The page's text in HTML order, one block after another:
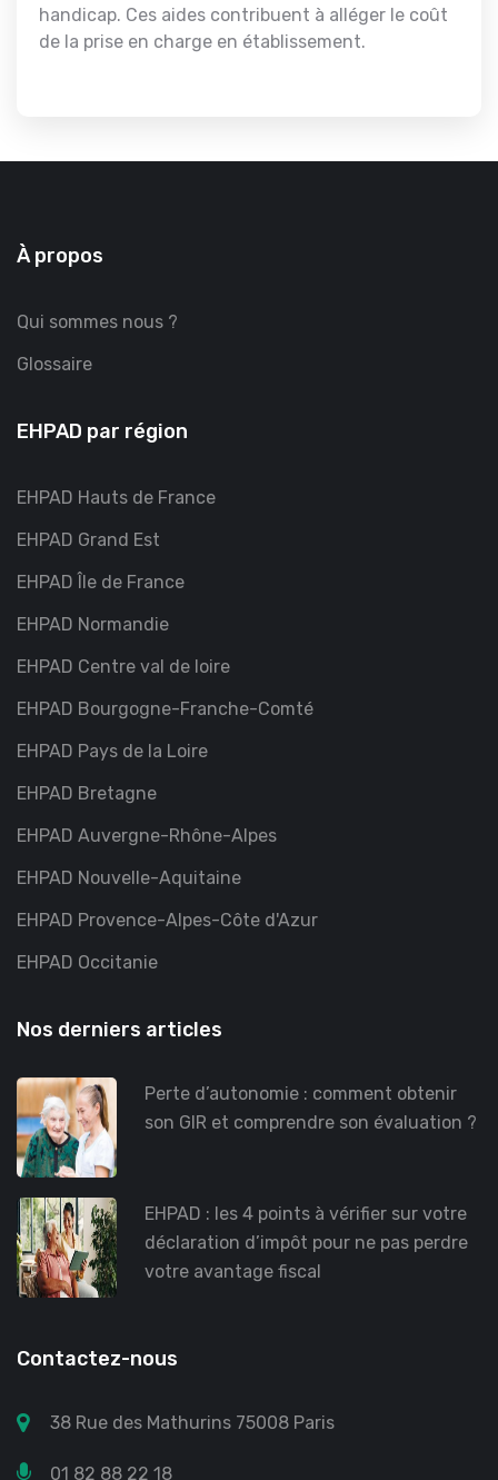
handicap. Ces aides contribuent à alléger le coût
de la prise en charge en établissement.
À propos
Qui sommes nous ?
Glossaire
EHPAD par région
EHPAD Hauts de France
EHPAD Grand Est
EHPAD Île de France
EHPAD Normandie
EHPAD Centre val de loire
EHPAD Bourgogne-Franche-Comté
EHPAD Pays de la Loire
EHPAD Bretagne
EHPAD Auvergne-Rhône-Alpes
EHPAD Nouvelle-Aquitaine
EHPAD Provence-Alpes-Côte d'Azur
EHPAD Occitanie
Nos derniers articles
Perte d’autonomie : comment obtenir
son GIR et comprendre son évaluation ?
EHPAD : les 4 points à vérifier sur votre
déclaration d’impôt pour ne pas perdre
votre avantage fiscal
Contactez-nous
38 Rue des Mathurins 75008 Paris
01 82 88 22 18